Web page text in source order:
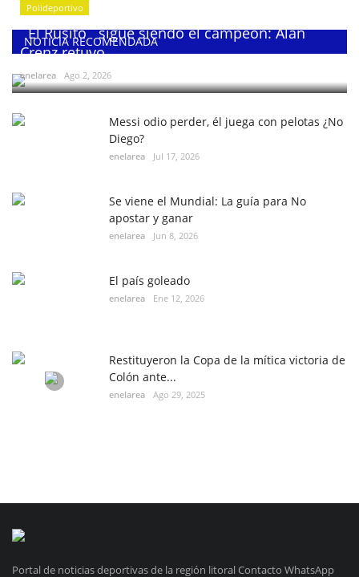
NOTICIA RECOMENDADA
Polideportivo
¨El Rusito¨ sigue siendo el campeón: Alan
Crenz retuvo...
enelarea Ago 2, 2026
Messi odio perder, él juega con pelotas ¿No
Diego?
enelarea Jul 17, 2026
Se viene el Mundial: La guía para No
apostar y ganar
enelarea Jun 8, 2026
El país goleado
enelarea Ene 12, 2026
Restituyeron la Copa de la mítica victoria de
Colón ante...
enelarea Ago 29, 2025
Portal de noticias deportivas de la región litoral Contacto WhatsApp